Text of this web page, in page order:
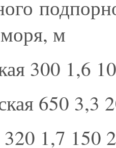
м
300 1,6
650 3,3
1,7 150